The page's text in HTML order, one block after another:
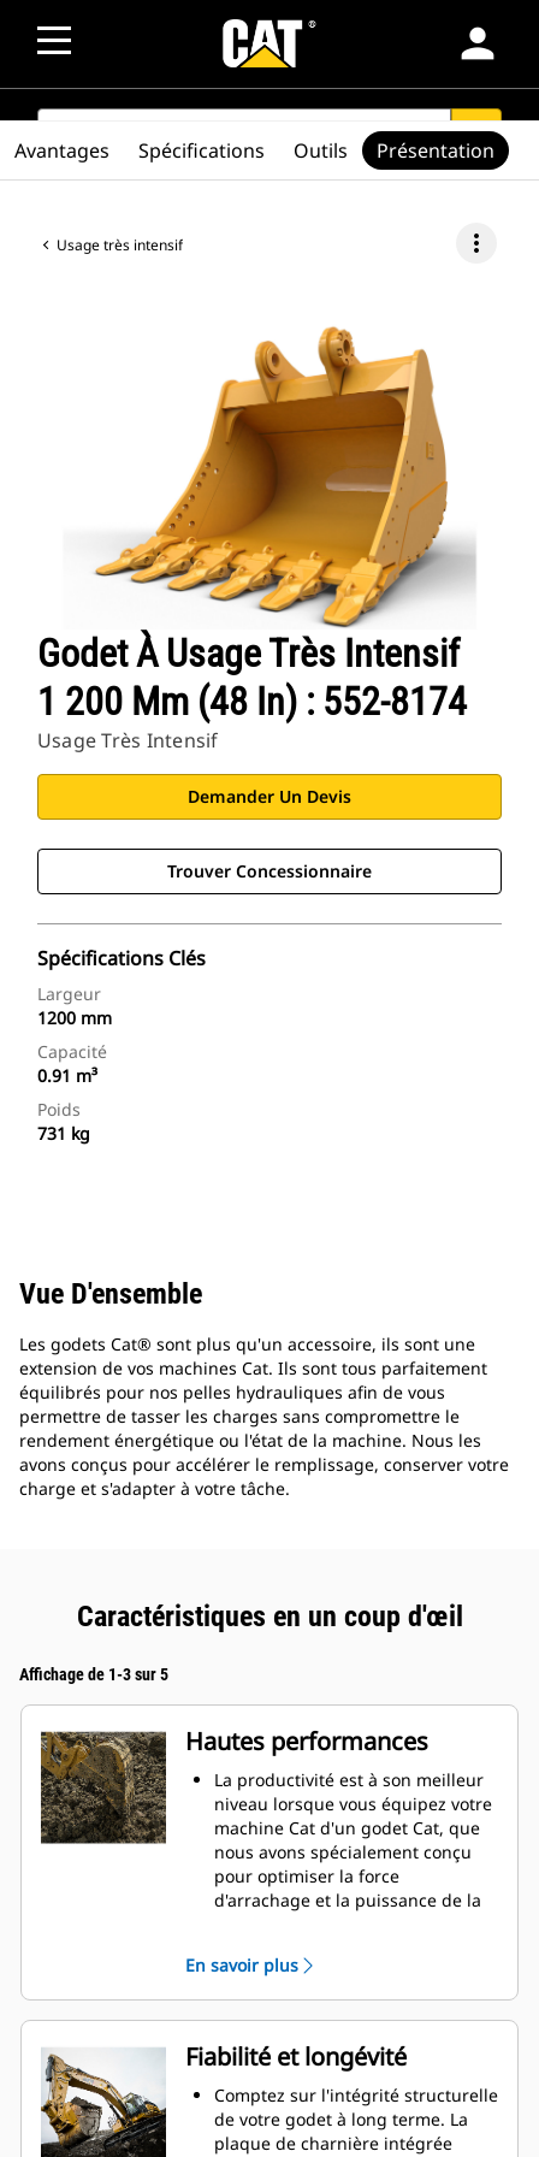
person
SEARCH search
Usage très intensif more_vert
Godet À Usage Très Intensif
1 200 Mm (48 In) : 552-8174
Usage Très Intensif
Demander Un Devis
Trouver Concessionnaire
Spécifications Clés
Largeur
1200 mm
Capacité
0.91 m³
Poids
731 kg
Avantages Spécifications Outils Présentation
Vue D'ensemble
Les godets Cat® sont plus qu'un accessoire, ils sont une
extension de vos machines Cat. Ils sont tous parfaitement
équilibrés pour nos pelles hydrauliques afin de vous
permettre de tasser les charges sans compromettre le
rendement énergétique ou l'état de la machine. Nous les
avons conçus pour accélérer le remplissage, conserver votre
charge et s'adapter à votre tâche.
Caractéristiques en un coup d'œil
Affichage de 1-3 sur 5
Hautes performances
La productivité est à son meilleur
niveau lorsque vous équipez votre
machine Cat d'un godet Cat, que
nous avons spécialement conçu
pour optimiser la force
d'arrachage et la puissance de la
double améliore le flux des
matières dans le godet. Le
dégagement de talon accru
garantit que le fond du godet ne
frotte pas, ce qui réduit les coûts
d'entretien.
La consommation de carburant est
maximale lors de l'excavation. Les
En savoir plus
Fiabilité et longévité
Comptez sur l'intégrité structurelle
de votre godet à long terme. La
plaque de charnière intégrée